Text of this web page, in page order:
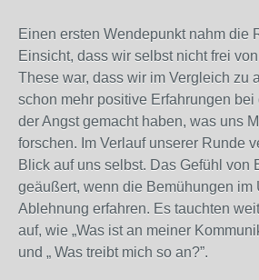
Einen ersten Wendepunkt nahm die
Einsicht, dass wir selbst nicht frei
These war, dass wir im Vergleich zu
schon mehr positive Erfahrungen
der Angst gemacht haben, was uns
forschen. Im Verlauf unserer Runde
Blick auf uns selbst. Das Gefühl von
geäußert, wenn die Bemühungen im
Ablehnung erfahren. Es tauchten
auf, wie „Was ist an meiner
und „ Was treibt mich so an?”.